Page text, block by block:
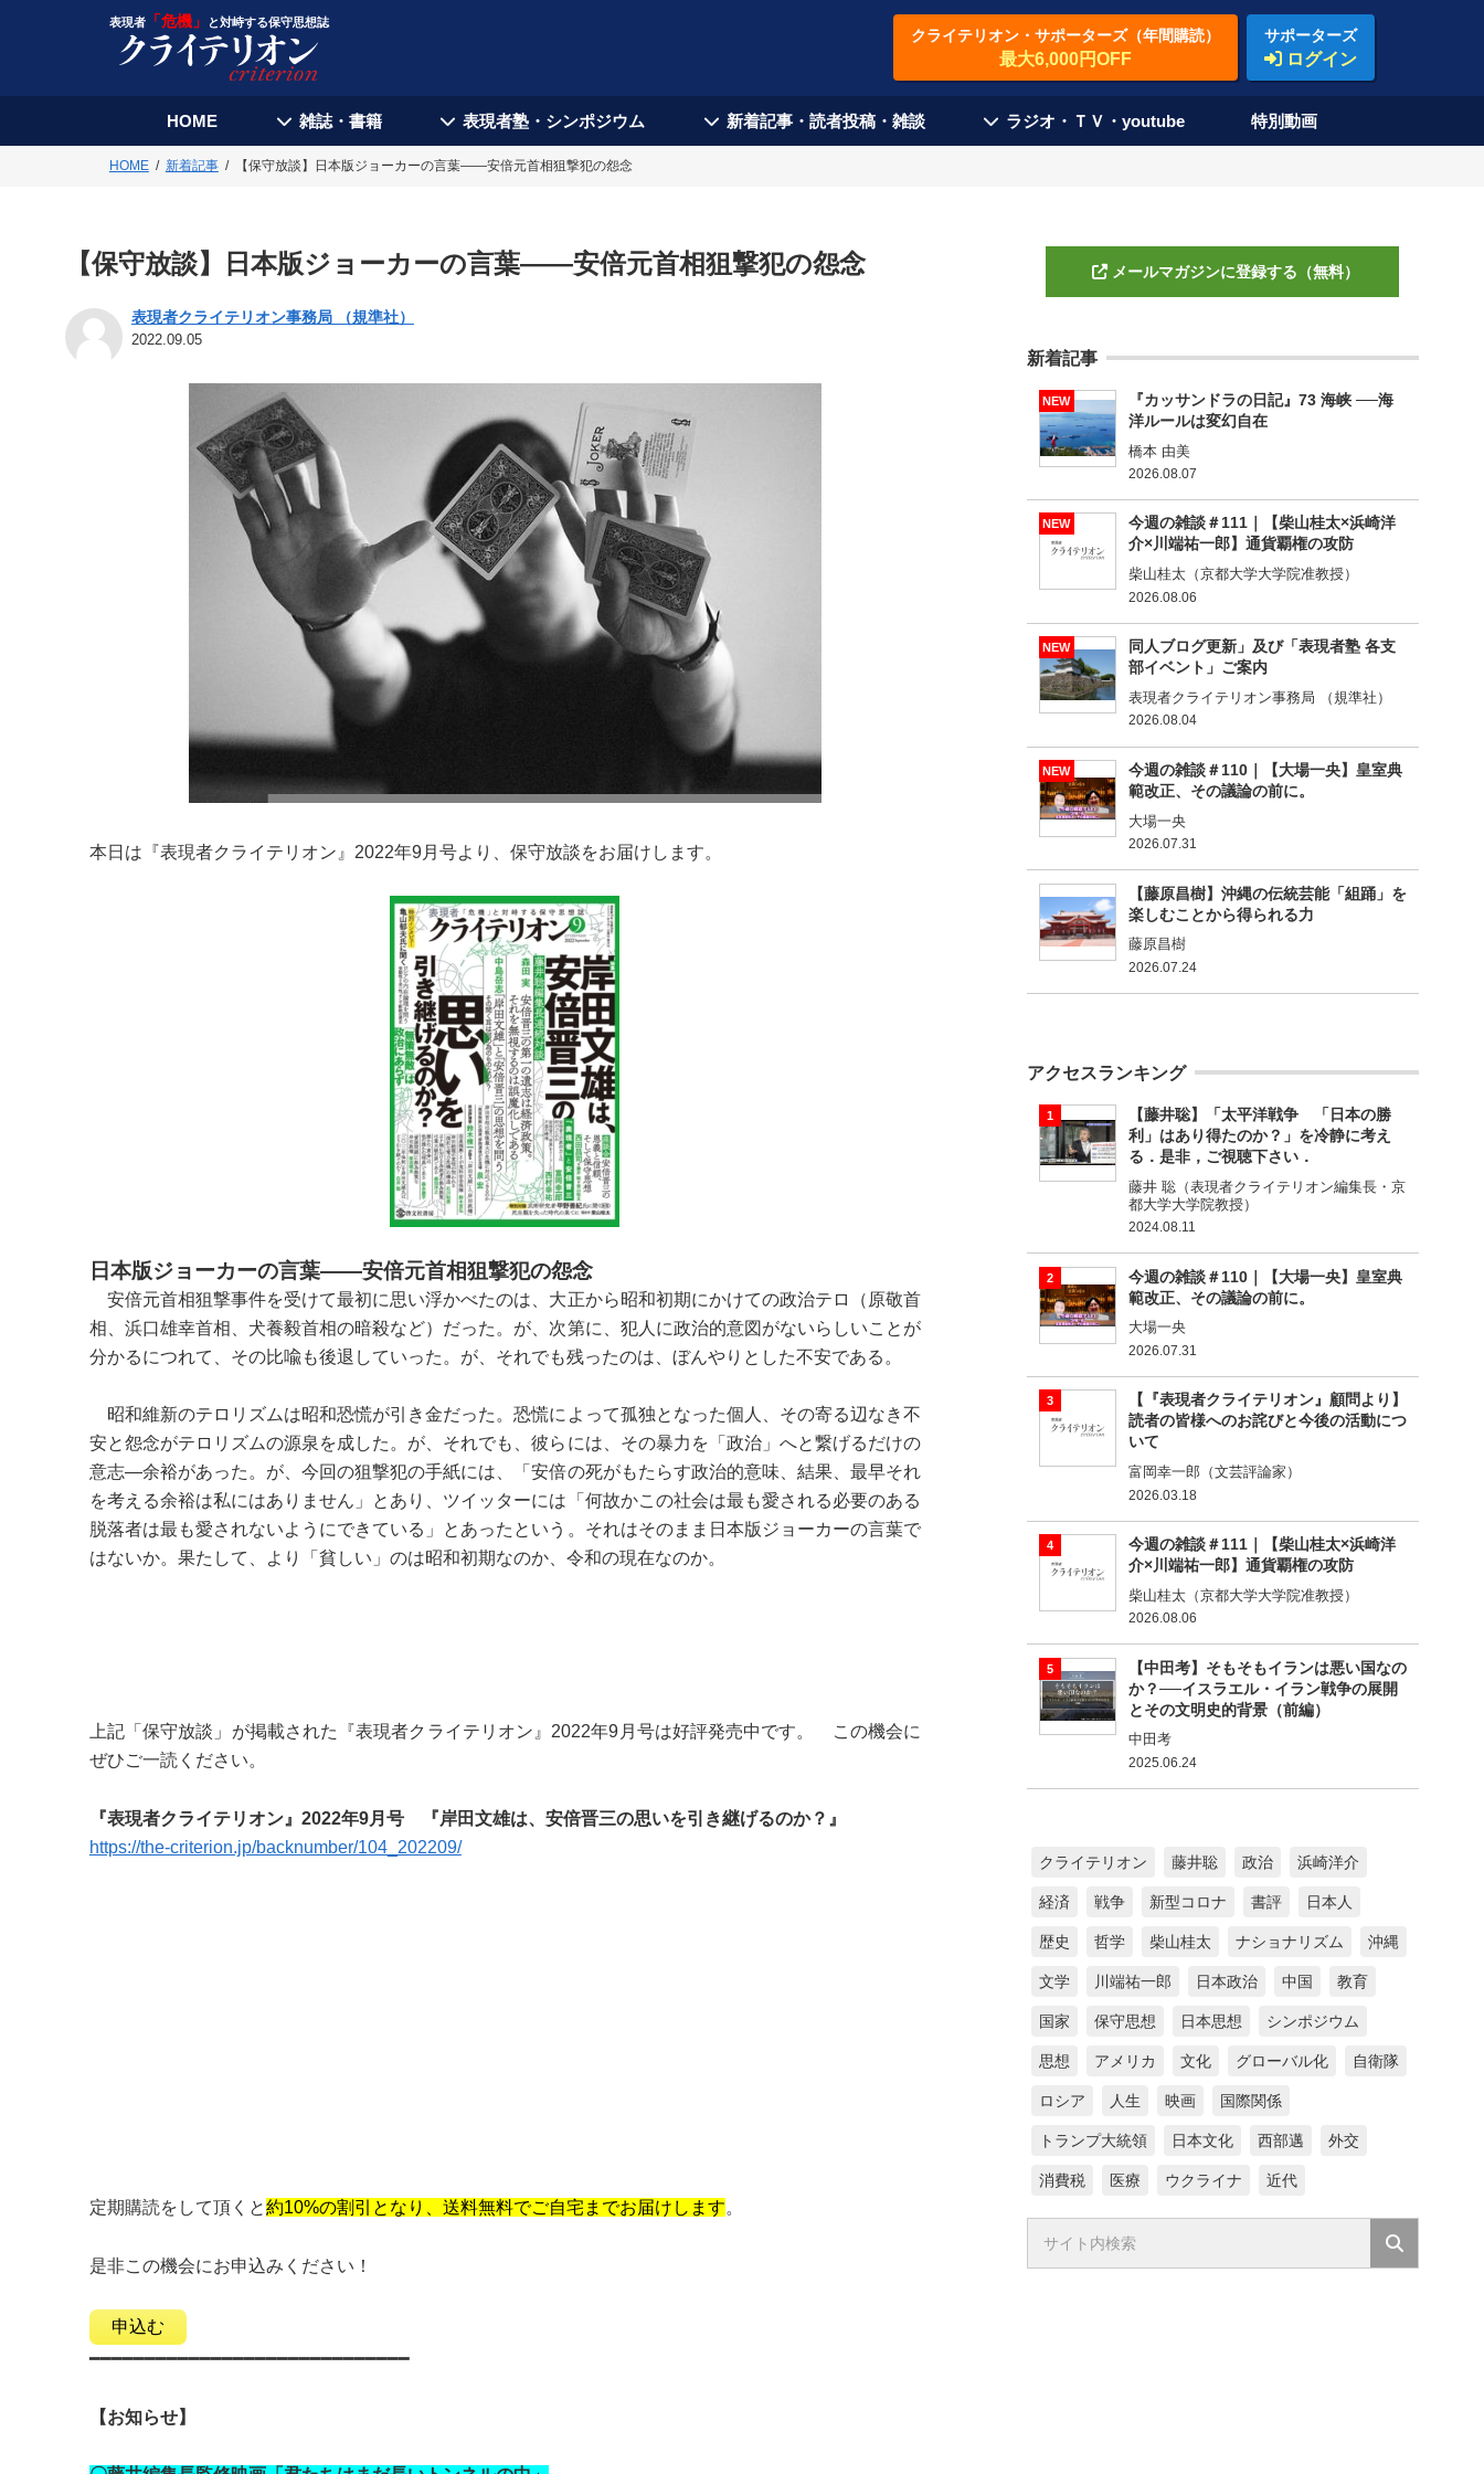
表現者「危機」 と対峙する保守思想誌
クライテリオン・サポーターズ（年間購読）
最大6,000円OFF
サポーターズ
ログイン
HOME 雑誌・書籍 表現者塾・シンポジウム 新着記事・読者投稿・雑談 ラジオ・ＴＶ・youtube 特別動画
HOME 新着記事 【保守放談】日本版ジョーカーの言葉――安倍元首相狙撃犯の怨念
【保守放談】日本版ジョーカーの言葉――安倍元首相狙撃犯の怨念
表現者クライテリオン事務局 （規準社）
2022.09.05
本日は『表現者クライテリオン』2022年9月号より、保守放談をお届けします。
日本版ジョーカーの言葉――安倍元首相狙撃犯の怨念
安倍元首相狙撃事件を受けて最初に思い浮かべたのは、大正から昭和初期にかけての政治テロ（原敬首
相、浜口雄幸首相、犬養毅首相の暗殺など）だった。が、次第に、犯人に政治的意図がないらしいことが
分かるにつれて、その比喩も後退していった。が、それでも残ったのは、ぼんやりとした不安である。
昭和維新のテロリズムは昭和恐慌が引き金だった。恐慌によって孤独となった個人、その寄る辺なき不
安と怨念がテロリズムの源泉を成した。が、それでも、彼らには、その暴力を「政治」へと繋げるだけの
意志―余裕があった。が、今回の狙撃犯の手紙には、「安倍の死がもたらす政治的意味、結果、最早それ
を考える余裕は私にはありません」とあり、ツイッターには「何故かこの社会は最も愛される必要のある
脱落者は最も愛されないようにできている」とあったという。それはそのまま日本版ジョーカーの言葉で
はないか。果たして、より「貧しい」のは昭和初期なのか、令和の現在なのか。
上記「保守放談」が掲載された『表現者クライテリオン』2022年9月号は好評発売中です。 この機会に
ぜひご一読ください。
『表現者クライテリオン』2022年9月号 『岸田文雄は、安倍晋三の思いを引き継げるのか？』
https://the-criterion.jp/backnumber/104_202209/
定期購読をして頂くと約10%の割引となり、送料無料でご自宅までお届けします。
是非この機会にお申込みください！
申込む
━━━━━━━━━━━━━━━━━━━━━━━━━━━━━
【お知らせ】
メールマガジンに登録する（無料）
新着記事
NEW
『カッサンドラの日記』73 海峡 ──海
洋ルールは変幻自在
橋本 由美
2026.08.07
NEW
今週の雑談＃111｜【柴山桂太×浜崎洋
介×川端祐一郎】通貨覇権の攻防
柴山桂太（京都大学大学院准教授）
2026.08.06
NEW
同人ブログ更新」及び「表現者塾 各支
部イベント」ご案内
表現者クライテリオン事務局 （規準社）
2026.08.04
NEW
今週の雑談＃110｜【大場一央】皇室典
範改正、その議論の前に。
大場一央
2026.07.31
【藤原昌樹】沖縄の伝統芸能「組踊」を
楽しむことから得られる力
藤原昌樹
2026.07.24
アクセスランキング
【藤井聡】「太平洋戦争 「日本の勝
利」はあり得たのか？」を冷静に考え
る．是非，ご視聴下さい．
藤井 聡（表現者クライテリオン編集長・京
都大学大学院教授）
2024.08.11
今週の雑談＃110｜【大場一央】皇室典
範改正、その議論の前に。
大場一央
2026.07.31
【『表現者クライテリオン』顧問より】
読者の皆様へのお詫びと今後の活動につ
いて
富岡幸一郎（文芸評論家）
2026.03.18
今週の雑談＃111｜【柴山桂太×浜崎洋
介×川端祐一郎】通貨覇権の攻防
柴山桂太（京都大学大学院准教授）
2026.08.06
【中田考】そもそもイランは悪い国なの
か？──イスラエル・イラン戦争の展開
とその文明史的背景（前編）
中田考
2025.06.24
クライテリオン 藤井聡 政治 浜崎洋介
経済 戦争 新型コロナ 書評 日本人
歴史 哲学 柴山桂太 ナショナリズム 沖縄
文学 川端祐一郎 日本政治 中国 教育
国家 保守思想 日本思想 シンポジウム
思想 アメリカ 文化 グローバル化 自衛隊
ロシア 人生 映画 国際関係
トランプ大統領 日本文化 西部邁 外交
消費税 医療 ウクライナ 近代